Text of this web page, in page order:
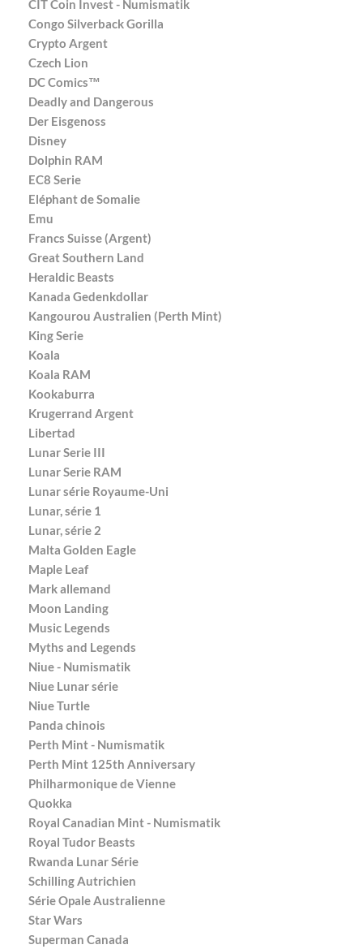
CIT Coin Invest - Numismatik
Congo Silverback Gorilla
Crypto Argent
Czech Lion
DC Comics™
Deadly and Dangerous
Der Eisgenoss
Disney
Dolphin RAM
EC8 Serie
Eléphant de Somalie
Emu
Francs Suisse (Argent)
Great Southern Land
Heraldic Beasts
Kanada Gedenkdollar
Kangourou Australien (Perth Mint)
King Serie
Koala
Koala RAM
Kookaburra
Krugerrand Argent
Libertad
Lunar Serie III
Lunar Serie RAM
Lunar série Royaume-Uni
Lunar, série 1
Lunar, série 2
Malta Golden Eagle
Maple Leaf
Mark allemand
Moon Landing
Music Legends
Myths and Legends
Niue - Numismatik
Niue Lunar série
Niue Turtle
Panda chinois
Perth Mint - Numismatik
Perth Mint 125th Anniversary
Philharmonique de Vienne
Quokka
Royal Canadian Mint - Numismatik
Royal Tudor Beasts
Rwanda Lunar Série
Schilling Autrichien
Série Opale Australienne
Star Wars
Superman Canada